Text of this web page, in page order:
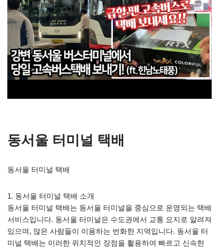
동서울 터미널 택배
동서울 터미널 택배
1. 동서울 터미널 택배 소개
동서울 터미널 택배는 동서울 터미널을 중심으로 운영되는 택배
서비스입니다. 동서울 터미널은 수도권에서 교통 요지로 알려져
있으며, 많은 사람들이 이용하는 번화한 지역입니다. 동서울 터
미널 택배는 이러한 위치적인 장점을 활용하여 빠르고 신속한